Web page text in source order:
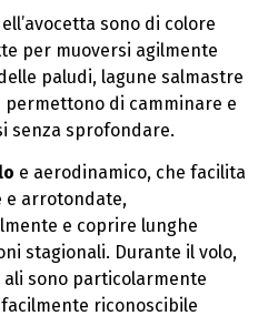
sono di colore
per muoversi agilmente
paludi, lagune salmastre
permettono di camminare e
senza sprofondare.
e aerodinamico, che facilita
e arrotondate,
e coprire lunghe
stagionali. Durante il volo,
sono particolarmente
riconoscibile